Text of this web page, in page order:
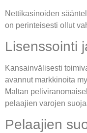
Nettikasinoiden
on perinteisesti ollut
Lisenssointi
Kansainvälisesti
avannut markkinoita
Maltan
pelaajien varojen
Pelaajien